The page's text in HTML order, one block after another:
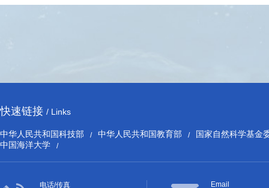
快速链接 / Links
中华人民共和国科技部 / 中华人民共和国教育部 /
国家自然科学基金
中国海洋大学
/
电话/传真 Email